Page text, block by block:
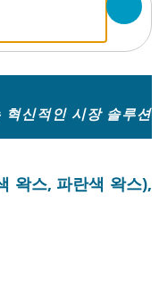
신적인 시장 솔루션
왁스, 파란색 왁스),